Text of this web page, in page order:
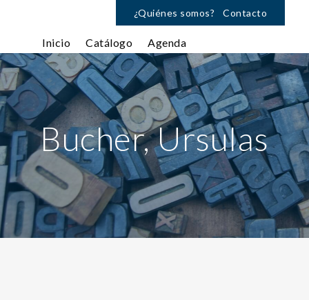
¿Quiénes somos? Contacto
Inicio Catálogo Agenda
Bucher, Ursulas